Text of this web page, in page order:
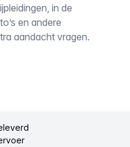
in de
en andere
aandacht vragen.